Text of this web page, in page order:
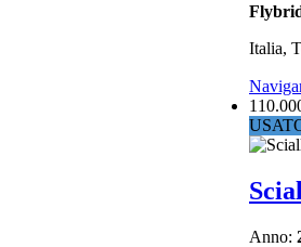
Italia,
Anno: